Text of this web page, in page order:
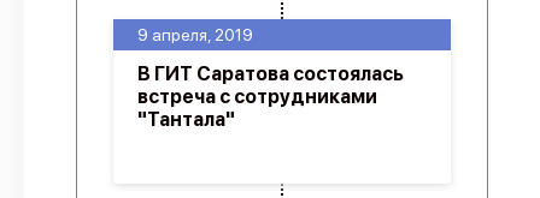
9 апреля, 2019
В ГИТ Саратова состоялась
встреча с сотрудниками
"Тантала"